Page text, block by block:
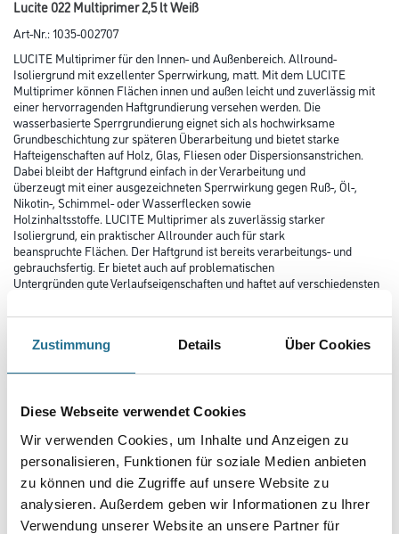
Zustimmung Details Über Cookies
Diese Webseite verwendet Cookies
Wir verwenden Cookies, um Inhalte und Anzeigen zu
personalisieren, Funktionen für soziale Medien anbieten
zu können und die Zugriffe auf unsere Website zu
analysieren. Außerdem geben wir Informationen zu Ihrer
Verwendung unserer Website an unsere Partner für
Lucite 022 Multiprimer 2,5 lt Weiß
Art-Nr.:1035-002707
LUCITE Multiprimer für den Innen- und Außenbereich. Allround-
Isoliergrund mit exzellenter Sperrwirkung, matt. Mit dem LUCITE
Multiprimer können Flächen innen und außen leicht und zuverlässig mit
einer hervorragenden Haftgrundierung versehen werden. Die
wasserbasierte Sperrgrundierung eignet sich als hochwirksame
Grundbeschichtung zur späteren Überarbeitung und bietet starke
Hafteigenschaften auf Holz, Glas, Fliesen oder Dispersionsanstrichen.
Dabei bleibt der Haftgrund einfach in der Verarbeitung und
überzeugt mit einer ausgezeichneten Sperrwirkung gegen Ruß-, Öl-,
Nikotin-, Schimmel- oder Wasserflecken sowie
Holzinhaltsstoffe. LUCITE Multiprimer als zuverlässig starker
Isoliergrund, ein praktischer Allrounder auch für stark
beanspruchte Flächen. Der Haftgrund ist bereits verarbeitungs- und
gebrauchsfertig. Er bietet auch auf problematischen
Untergründen gute Verlaufseigenschaften und haftet auf verschiedensten
Oberfläche ist eine vorherige Haftungsprüfung empfehlenswert. Die
sich für den Einsatz im Innen- sowie Außenbereich und ist auf intensive
industriell genutzten Räumlichkeiten optimiert. Dabei ist die
Nach dem Auftragen trocknet der LUCITE Multiprimer innerhalb kurzer
Trockenzeit problemlos überarbeitet werden.
Farbtonbezeichnung